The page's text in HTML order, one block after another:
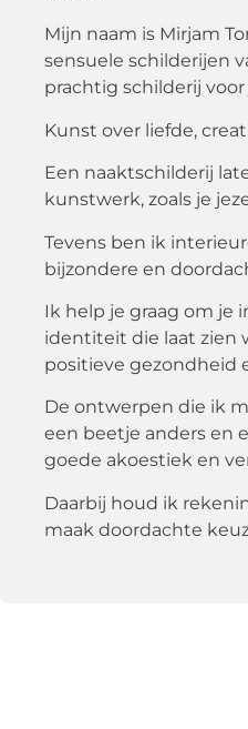
Mijn naam is Mirjam
sensuele schilderijen
prachtig schilderij
Kunst over liefde,
Een naaktschilderij
kunstwerk, zoals je
Tevens ben ik
bijzondere en
Ik help je graag om je
identiteit die laat zien
positieve gezondheid
De ontwerpen die ik
een beetje anders en
goede akoestiek en
Daarbij houd ik
maak doordachte